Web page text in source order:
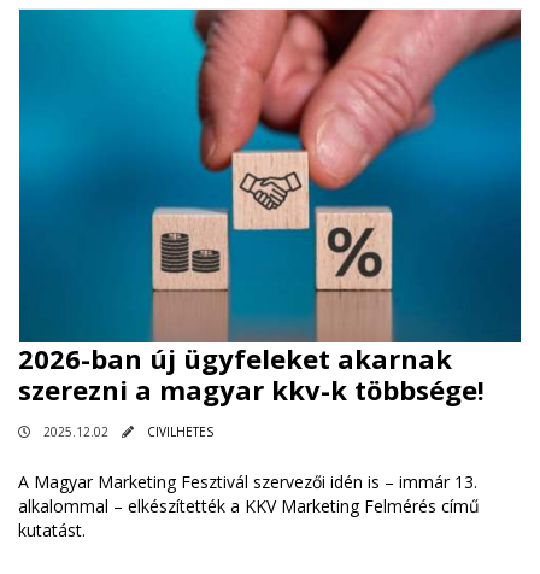
2026-ban új ügyfeleket akarnak
szerezni a magyar kkv-k többsége!
2025.12.02 CIVILHETES
A Magyar Marketing Fesztivál szervezői idén is – immár 13.
alkalommal – elkészítették a KKV Marketing Felmérés című
kutatást.